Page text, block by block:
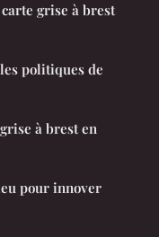
grise à brest
politiques de
à brest en
pour innover